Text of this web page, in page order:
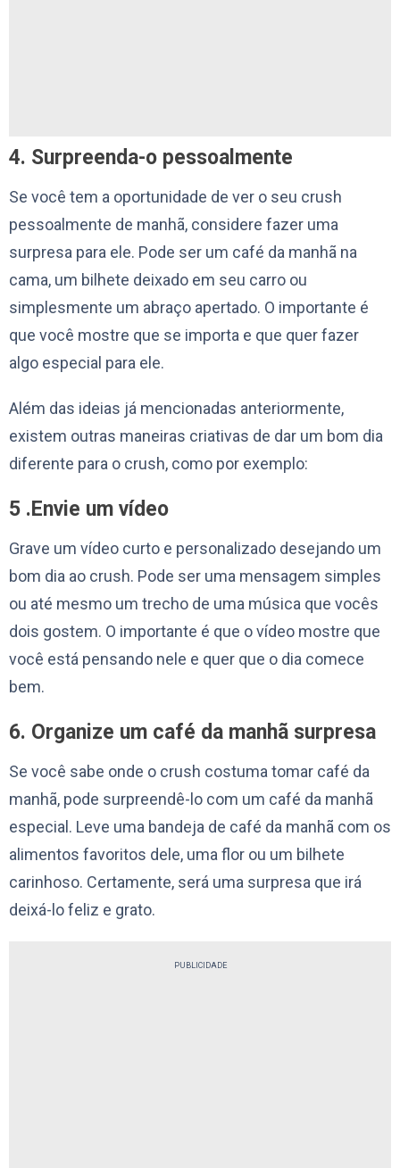
4. Surpreenda-o pessoalmente
Se você tem a oportunidade de ver o seu crush
pessoalmente de manhã, considere fazer uma
surpresa para ele. Pode ser um café da manhã na
cama, um bilhete deixado em seu carro ou
simplesmente um abraço apertado. O importante é
que você mostre que se importa e que quer fazer
algo especial para ele.
Além das ideias já mencionadas anteriormente,
existem outras maneiras criativas de dar um bom dia
diferente para o crush, como por exemplo:
5 .Envie um vídeo
Grave um vídeo curto e personalizado desejando um
bom dia ao crush. Pode ser uma mensagem simples
ou até mesmo um trecho de uma música que vocês
dois gostem. O importante é que o vídeo mostre que
você está pensando nele e quer que o dia comece
bem.
6. Organize um café da manhã surpresa
Se você sabe onde o crush costuma tomar café da
manhã, pode surpreendê-lo com um café da manhã
especial. Leve uma bandeja de café da manhã com os
alimentos favoritos dele, uma flor ou um bilhete
carinhoso. Certamente, será uma surpresa que irá
deixá-lo feliz e grato.
PUBLICIDADE